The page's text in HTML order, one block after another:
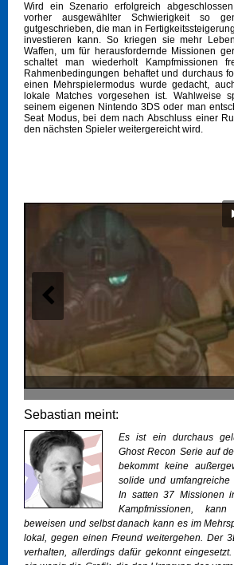
Wird ein Szenario erfolgreich
vorher ausgewählter Schwierigkeit so
gutgeschrieben, die man in
investieren kann. So kriegen sie mehr
Waffen, um für herausfordernde Missionen
schaltet man wiederholt Kampfmissionen
Rahmenbedingungen behaftet und durchaus
einen Mehrspielermodus wurde gedacht,
lokale Matches vorgesehen ist. Wahlweise
seinem eigenen Nintendo 3DS oder man
Seat Modus, bei dem nach Abschluss einer
den nächsten Spieler weitergereicht wird.
Sebastian meint:
Es ist ein durchaus
Ghost Recon Serie auf
bekommt keine
solide und umfangreiche
In satten 37 Missionen
Kampfmissionen,
beweisen und selbst danach kann es im
lokal, gegen einen Freund weitergehen. Der
verhalten, allerdings dafür gekonnt